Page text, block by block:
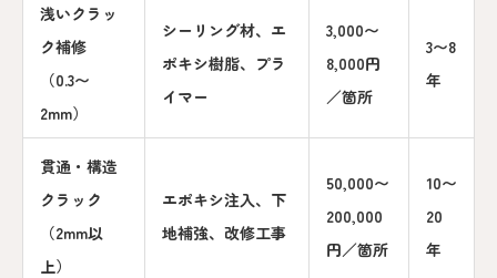
浅いクラッ
ク補修
（0.3〜
2mm）
シーリング材、エ
ポキシ樹脂、プラ
イマー
3,000〜
8,000円
／箇所
3〜8
年
貫通・構造
クラック
（2mm以
上）
エポキシ注入、下
地補強、改修工事
50,000〜
200,000
円／箇所
10〜
20
年